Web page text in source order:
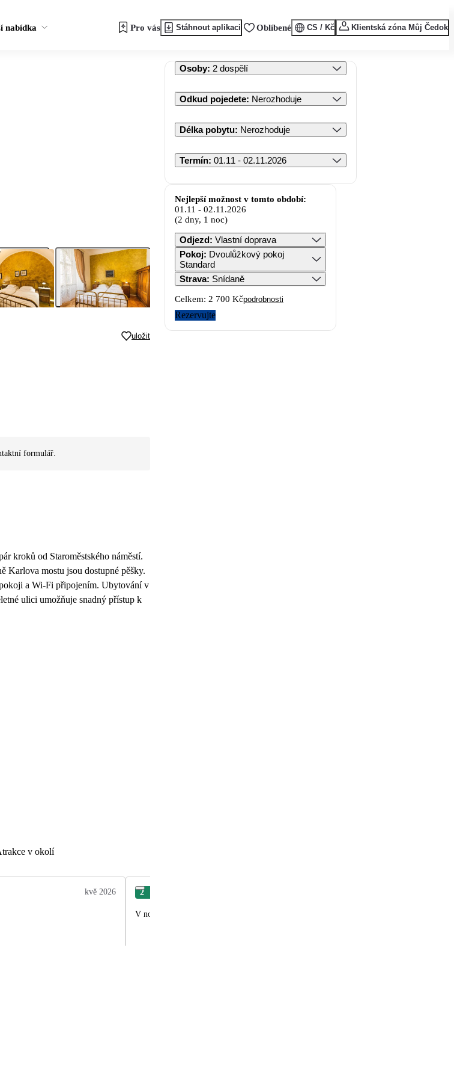
nabídka Pro vás Stáhnout aplikaci Oblíbené CS / Kč Klientská zóna Můj Čedok
uložit
formulář.
kroků od Staroměstského náměstí.
Karlova mostu jsou dostupné pěšky.
a Wi-Fi připojením. Ubytování v
ulici umožňuje snadný přístup k
v okolí
kvě 2026 2
V noci bylo vypnuto topení a netekla teplá voda. V pokoji šel slyšet výměník.
Osoby: 2 dospělí
Odkud pojedete: Nerozhoduje
Délka pobytu: Nerozhoduje
Termín: 01.11 - 02.11.2026
Nejlepší možnost v tomto období:
01.11 - 02.11.2026
(2 dny, 1 noc)
Odjezd: Vlastní doprava
Pokoj: Dvoulůžkový pokoj
Standard
Strava: Snídaně
Celkem: 2 700 Kčpodrobnosti
Rezervujte